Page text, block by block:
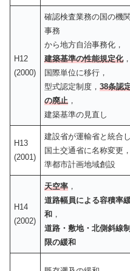
H12
(2000)
確認検査業務の国の機関
事務
から地方自治事務化，
建築基準の性能規定化，
国際単位に移行，
型式認定制度，38条認
の廃止 ，
建築基準の見直し
H13
(2001)
建設省が運輸省と統合し
国土交通省に名称変更，
準都市計画地域創設
H14
(2002)
天空率 ，
道路幅員による容積率
和 ，
道路・敷地・北側斜線制
限の緩和